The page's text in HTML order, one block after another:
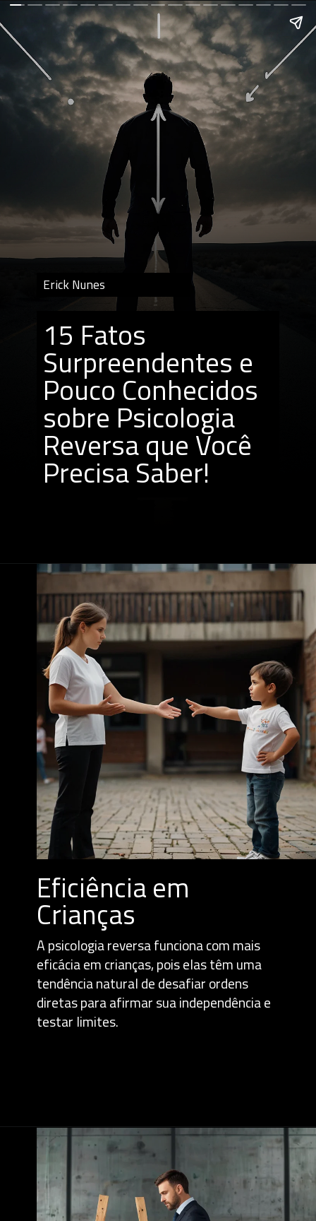
Erick Nunes
15 Fatos
Surpreendentes e
Pouco Conhecidos
sobre Psicologia
Reversa que Você
Precisa Saber!
Eficiência em
Crianças
A psicologia reversa funciona com mais
eficácia em crianças, pois elas têm uma
tendência natural de desafiar ordens
diretas para afirmar sua independência e
testar limites.